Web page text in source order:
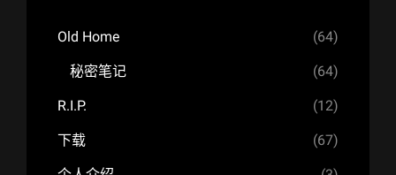
Old Home (64)
秘密笔记 (64)
R.I.P. (12)
下载 (67)